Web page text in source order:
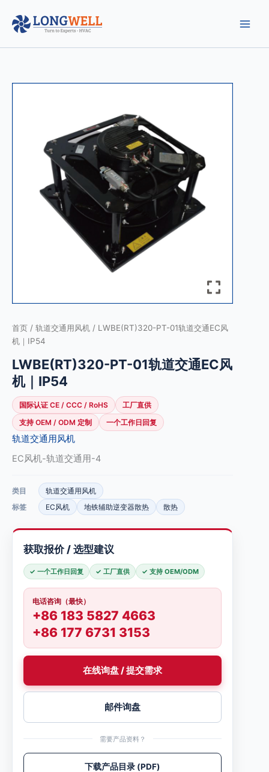
容
首页 / 轨道交通用风机 / LWBE(RT)320-PT-01轨道交通EC风
机｜IP54
LWBE(RT)320-PT-01轨道交通EC风
机｜IP54
国际认证 CE / CCC / RoHS
工厂直供
支持 OEM / ODM 定制
一个工作日回复
轨道交通用风机
EC风机-轨道交通用-4
类目
轨道交通用风机
标签
EC风机 地铁辅助逆变器散热 散热
获取报价 / 选型建议
✓ 一个工作日回复 ✓ 工厂直供 ✓ 支持 OEM/ODM
电话咨询（最快）
+86 183 5827 4663
+86 177 6731 3153
在线询盘 / 提交需求
邮件询盘
需要产品资料？
下载产品目录 (PDF)